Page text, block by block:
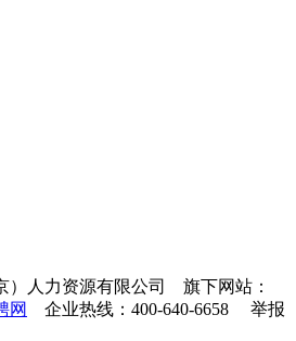
）人力资源有限公司 旗下网站：
网
企业热线：400-640-6658 举报